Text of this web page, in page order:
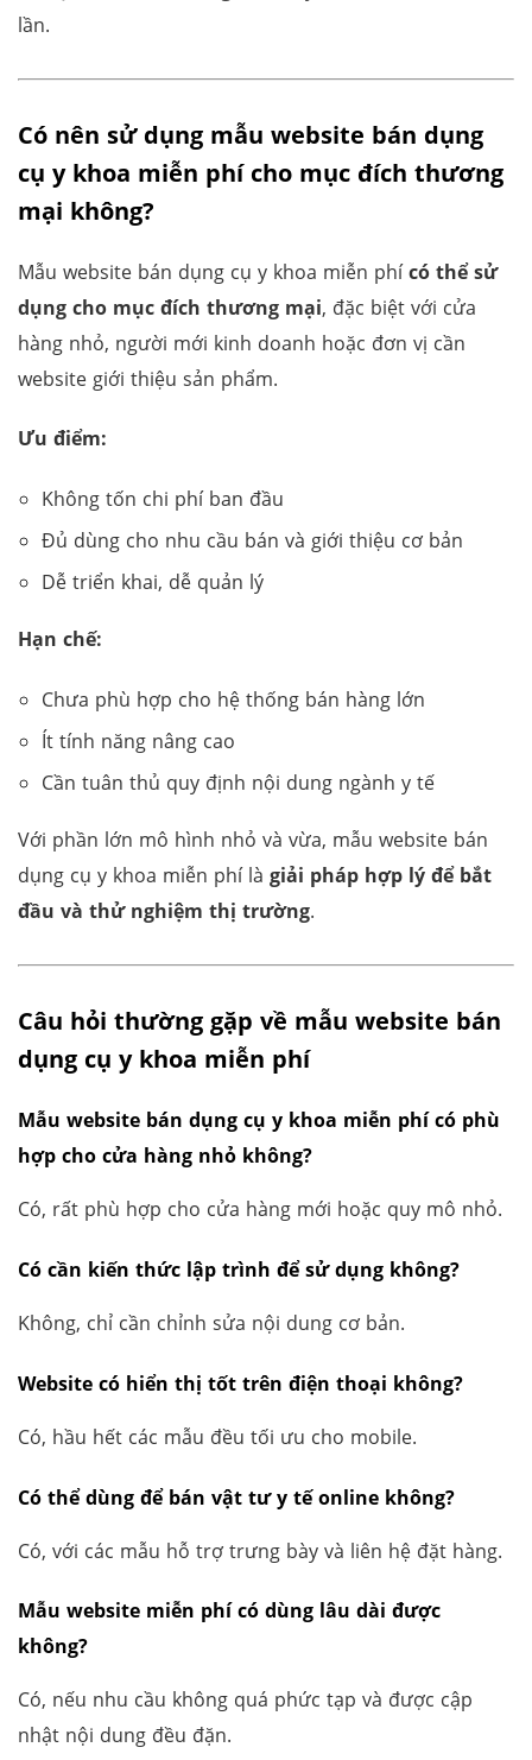
lần.
Có nên sử dụng mẫu website bán dụng
cụ y khoa miễn phí cho mục đích thương
mại không?
Mẫu website bán dụng cụ y khoa miễn phícó thể sử
dụng cho mục đích thương mại, đặc biệt với cửa
hàng nhỏ, người mới kinh doanh hoặc đơn vị cần
website giới thiệu sản phẩm.
Ưu điểm:
Không tốn chi phí ban đầu
Đủ dùng cho nhu cầu bán và giới thiệu cơ bản
Dễ triển khai, dễ quản lý
Hạn chế:
Chưa phù hợp cho hệ thống bán hàng lớn
Ít tính năng nâng cao
Cần tuân thủ quy định nội dung ngành y tế
Với phần lớn mô hình nhỏ và vừa, mẫu website bán
dụng cụ y khoa miễn phí là giải pháp hợp lý để bắt
đầu và thử nghiệm thị trường.
Câu hỏi thường gặp về mẫu website bán
dụng cụ y khoa miễn phí
Mẫu website bán dụng cụ y khoa miễn phí có phù
hợp cho cửa hàng nhỏ không?
Có, rất phù hợp cho cửa hàng mới hoặc quy mô nhỏ.
Có cần kiến thức lập trình để sử dụng không?
Không, chỉ cần chỉnh sửa nội dung cơ bản.
Website có hiển thị tốt trên điện thoại không?
Có, hầu hết các mẫu đều tối ưu cho mobile.
Có thể dùng để bán vật tư y tế online không?
Có, với các mẫu hỗ trợ trưng bày và liên hệ đặt hàng.
Mẫu website miễn phí có dùng lâu dài được
không?
Có, nếu nhu cầu không quá phức tạp và được cập
nhật nội dung đều đặn.